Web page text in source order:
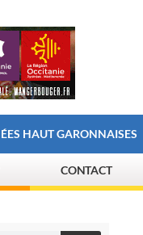
HAUT GARONNAISES
CONTACT